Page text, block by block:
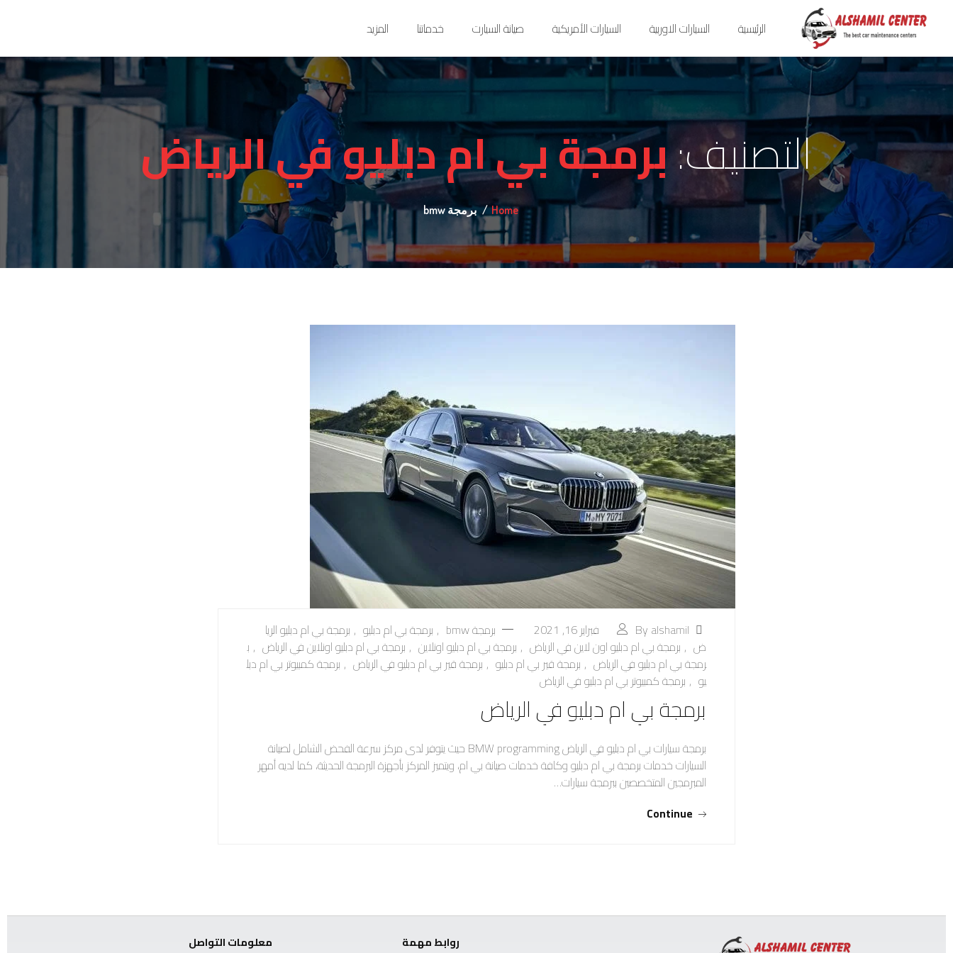
الرئيسية السيارات الاوربية السيارات الأمريكية صيانة السيارت خدماتنا المزيد
التصنيف:برمجة بي ام دبليو في الرياض
Home برمجة bmw
By alshamil فبراير 16, 2021 برمجة bmw , برمجة بي ام دبليو , برمجة بي ام دبليو الريا
ض , برمجة بي ام دبليو اون لاين في الرياض , برمجة بي ام دبليو اونلاين , برمجة بي ام دبليو اونلاين في الرياض , ب
رمجة بي ام دبليو في الرياض , برمجة قير بي ام دبليو , برمجة قير بي ام دبليو في الرياض , برمجة كمبيوتر بي ام دبل
يو , برمجة كمبيوتر بي ام دبليو في الرياض
برمجة بي ام دبليو في الرياض
برمجة سيارات بي ام دبليو في الرياض BMW programming حيث يتوفر لدى مركز سرعة الفحض الشامل لصيانة
السيارات خدمات برمجة بي ام دبليو وكافة خدمات صيانة بي ام، ويتميز المركز بأجهزة البرمجة الحديثة، كما لديه أمهر
المبرمجين المتخصصين ببرمجة سيارات…
Continue
روابط مهمة معلومات التواصل